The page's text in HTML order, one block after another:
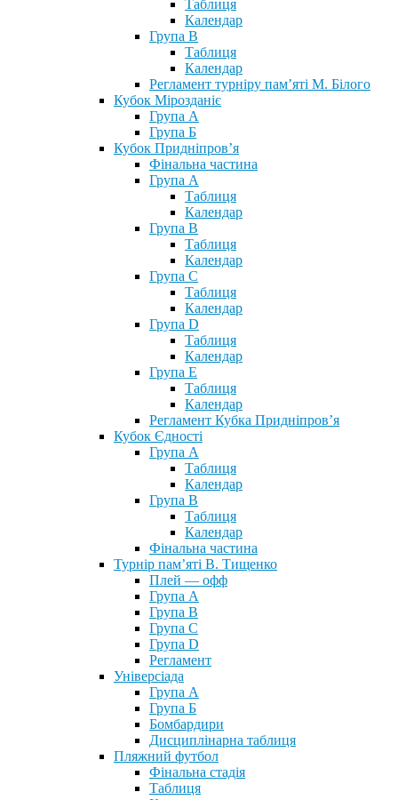
Таблиця
Календар
Група В
Таблиця
Календар
Регламент турніру пам’яті М. Білого
Кубок Мірозданіє
Група А
Група Б
Кубок Придніпров’я
Фінальна частина
Група А
Таблиця
Календар
Група В
Таблиця
Календар
Група С
Таблиця
Календар
Група D
Таблиця
Календар
Група Е
Таблиця
Календар
Регламент Кубка Придніпров’я
Кубок Єдності
Група А
Таблиця
Календар
Група В
Таблиця
Календар
Фінальна частина
Турнір пам’яті В. Тищенко
Плей — офф
Група А
Група B
Група С
Група D
Регламент
Універсіада
Група А
Група Б
Бомбардири
Дисциплінарна таблиця
Пляжний футбол
Фінальна стадія
Таблиця